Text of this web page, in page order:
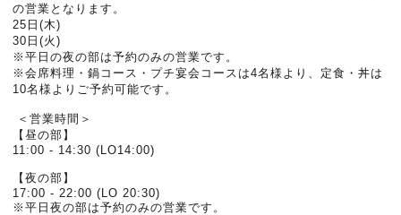
の営業となります。
25日(木)
30日(火)
※平日の夜の部は予約のみの営業です。
※会席料理・鍋コース・プチ宴会コースは4名様より、定食・丼は
10名様よりご予約可能です。
＜営業時間＞
【昼の部】
11:00 - 14:30 (LO14:00)
【夜の部】
17:00 - 22:00 (LO 20:30)
※平日夜の部は予約のみの営業です。